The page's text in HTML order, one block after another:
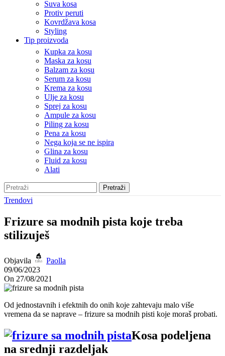
Suva kosa
Protiv peruti
Kovrdžava kosa
Styling
Tip proizvoda
Kupka za kosu
Maska za kosu
Balzam za kosu
Serum za kosu
Krema za kosu
Ulje za kosu
Sprej za kosu
Ampule za kosu
Piling za kosu
Pena za kosu
Nega koja se ne ispira
Glina za kosu
Fluid za kosu
Alati
Pretraži
Trendovi
Frizure sa modnih pista koje treba
stilizuješ
Objavila
Paolla
09/06/2023
On 27/08/2021
Od jednostavnih i efektnih do onih koje zahtevaju malo više
vremena da se naprave – frizure sa modnih pisti koje moraš probati.
Kosa podeljena
na srednji razdeljak